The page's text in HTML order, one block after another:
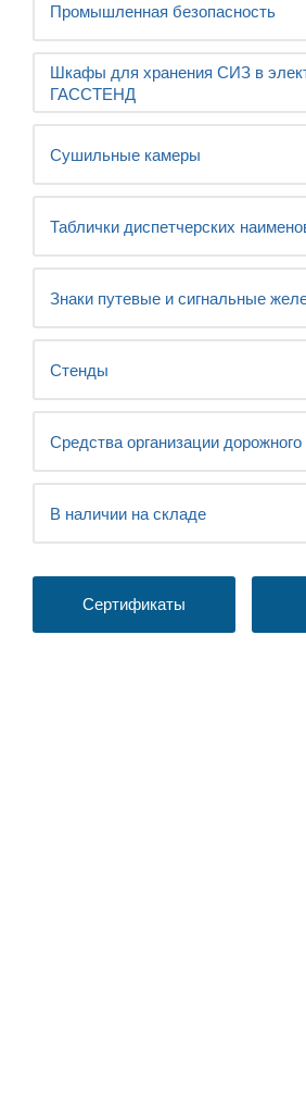
Промышленная безопасность
Шкафы для хранения СИЗ в
ГАССТЕНД
Сушильные камеры
Таблички диспетчерских
Знаки путевые и сигнальные
Стенды
Средства организации
В наличии на складе
Сертификаты